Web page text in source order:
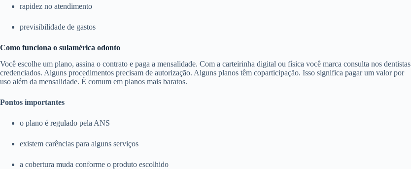
rapidez no atendimento
previsibilidade de gastos
Como funciona o sulamérica odonto
Você escolhe um plano, assina o contrato e paga a mensalidade. Com a carteirinha digital ou física você marca consulta nos dentistas
credenciados. Alguns procedimentos precisam de autorização. Alguns planos têm coparticipação. Isso significa pagar um valor por
uso além da mensalidade. É comum em planos mais baratos.
Pontos importantes
o plano é regulado pela ANS
existem carências para alguns serviços
a cobertura muda conforme o produto escolhido